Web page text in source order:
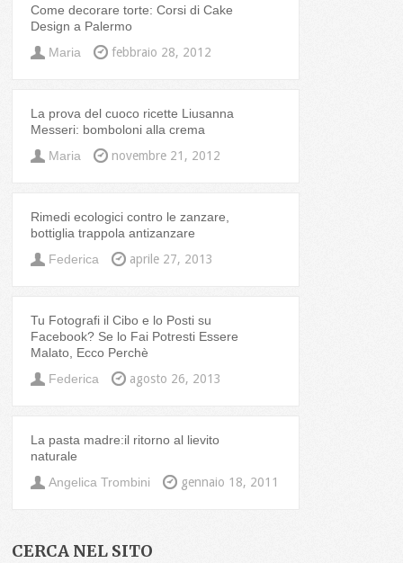
Come decorare torte: Corsi di Cake
Design a Palermo
Maria
febbraio 28, 2012
La prova del cuoco ricette Liusanna
Messeri: bomboloni alla crema
Maria
novembre 21, 2012
Rimedi ecologici contro le zanzare,
bottiglia trappola antizanzare
Federica
aprile 27, 2013
Tu Fotografi il Cibo e lo Posti su
Facebook? Se lo Fai Potresti Essere
Malato, Ecco Perchè
Federica
agosto 26, 2013
La pasta madre:il ritorno al lievito
naturale
Angelica Trombini
gennaio 18, 2011
CERCA NEL SITO